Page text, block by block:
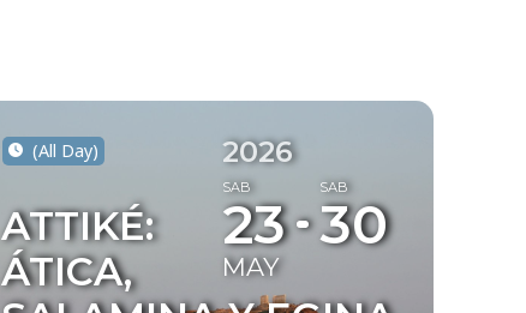
2026
SAB
23
MAY
SAB
30
(All Day)
ATTIKÉ:
ÁTICA,